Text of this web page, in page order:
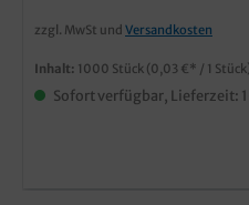
zzgl. MwSt und Versandkosten
Inhalt: 1000 Stück (0,03 €* / 1
Sofort verfügbar, Lieferzeit: